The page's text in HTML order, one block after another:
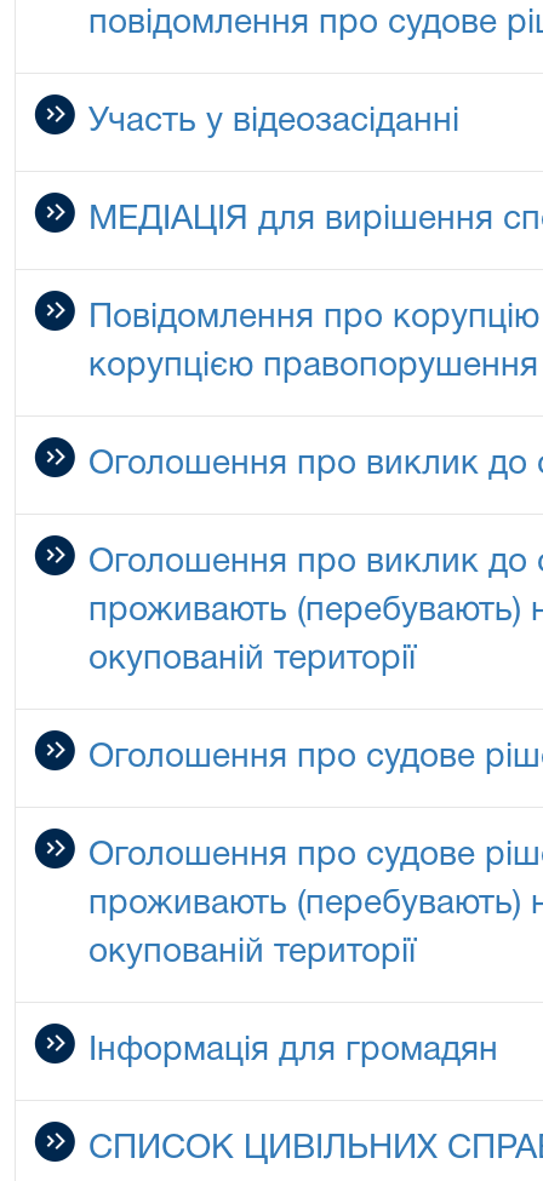
повідомлення про судове
Участь у відеозасіданні
МЕДІАЦІЯ для вирішення
Повідомлення про
корупцією правопорушення
Оголошення про виклик до
Оголошення про виклик до
проживають (перебувають)
окупованій території
Оголошення про судове
Оголошення про судове
проживають (перебувають)
окупованій території
Інформація для громадян
СПИСОК ЦИВІЛЬНИХ